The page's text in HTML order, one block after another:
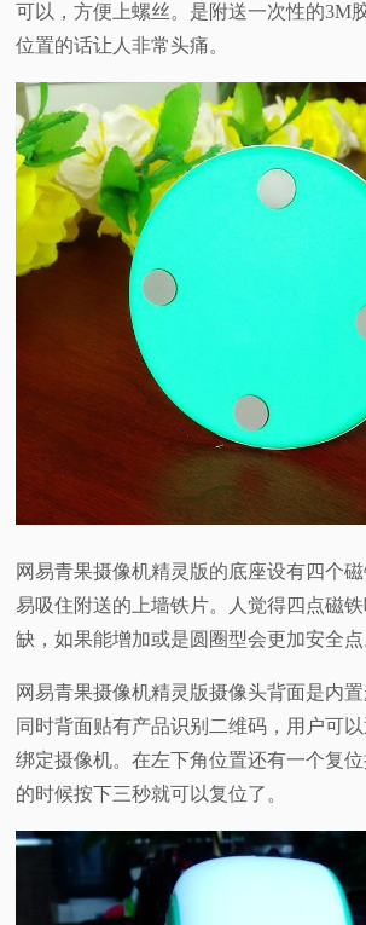
可以，方便上螺丝。是附送一次性的3M
位置的话让人非常头痛。
网易青果摄像机精灵版的底座设有四个
易吸住附送的上墙铁片。人觉得四点磁
缺，如果能增加或是圆圈型会更加安全点
网易青果摄像机精灵版摄像头背面是内置
同时背面贴有产品识别二维码，用户可
绑定摄像机。在左下角位置还有一个复
的时候按下三秒就可以复位了。